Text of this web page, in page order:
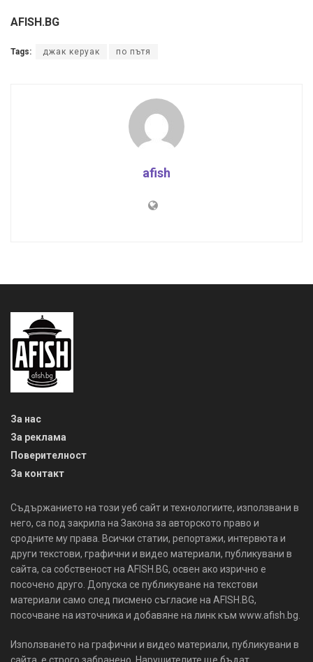
AFISH.BG
Tags: джак керуак по пътя
afish
За нас
За реклама
Поверителност
За контакт
Съдържанието на този уеб сайт и технологиите, използвани в
него, са под закрила на Закона за авторското право и
сродните му права. Всички статии, репортажи, интервюта и
други текстови, графични и видео материали, публикувани в
сайта, са собственост на AFISH.BG, освен ако изрично е
посочено друго. Допуска се публикуване на текстови
материали само след писмено съгласие на AFISH.BG,
посочване на източника и добавяне на линк към www.afish.bg.
Използването на графични и видео материали, публикувани в
сайта, е строго забранено. Нарушителите ще бъдат